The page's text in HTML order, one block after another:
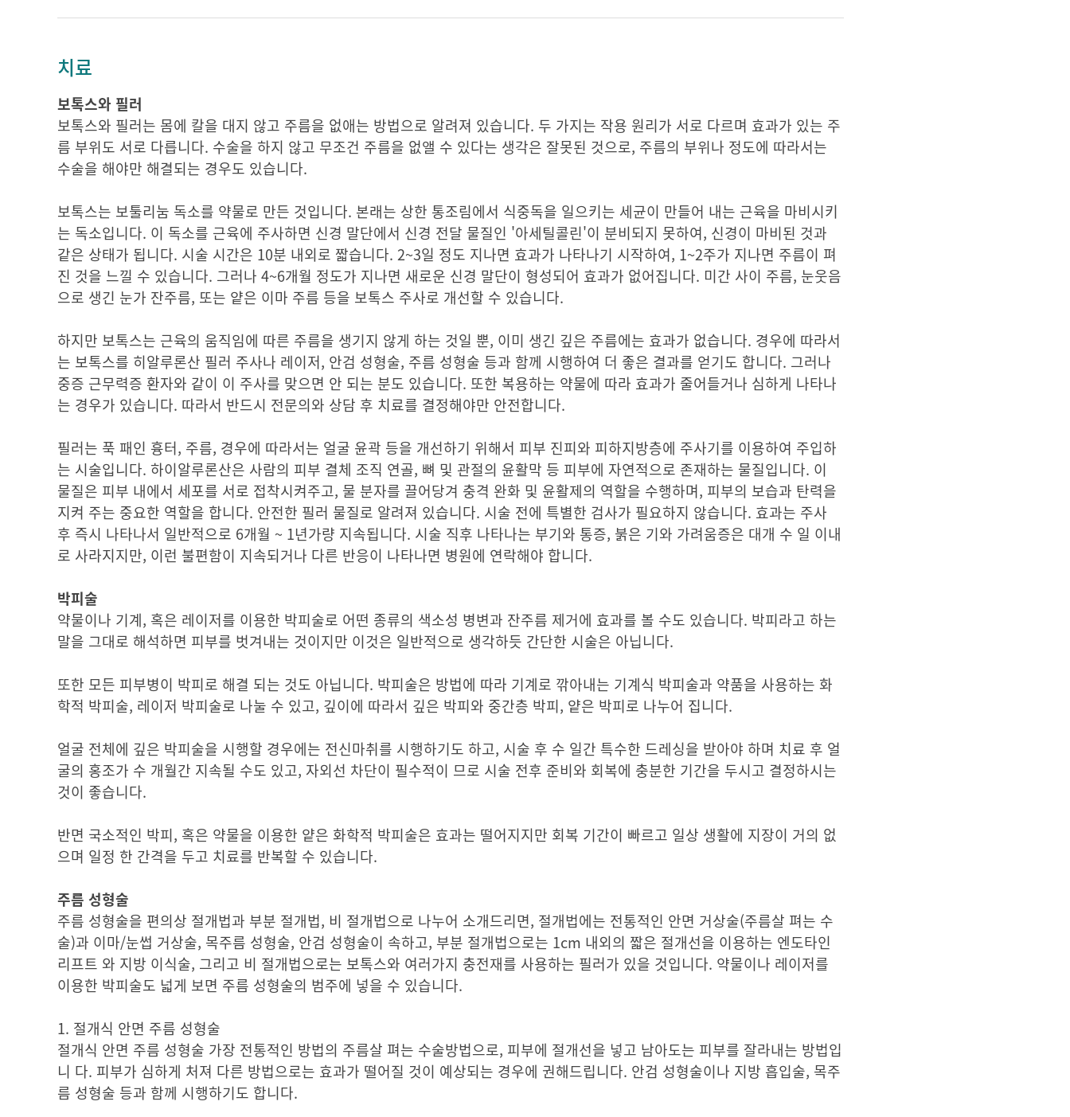
치료
보톡스와 필러
보톡스와 필러는 몸에 칼을 대지 않고 주름을 없애는 방법으로 알려져 있습니다. 두 가지는 작용 원리가 서로 다르며 효과가 있는 주
름 부위도 서로 다릅니다. 수술을 하지 않고 무조건 주름을 없앨 수 있다는 생각은 잘못된 것으로, 주름의 부위나 정도에 따라서는
수술을 해야만 해결되는 경우도 있습니다.
보톡스는 보툴리눔 독소를 약물로 만든 것입니다. 본래는 상한 통조림에서 식중독을 일으키는 세균이 만들어 내는 근육을 마비시키
는 독소입니다. 이 독소를 근육에 주사하면 신경 말단에서 신경 전달 물질인 '아세틸콜린'이 분비되지 못하여, 신경이 마비된 것과
같은 상태가 됩니다. 시술 시간은 10분 내외로 짧습니다. 2~3일 정도 지나면 효과가 나타나기 시작하여, 1~2주가 지나면 주름이 펴
진 것을 느낄 수 있습니다. 그러나 4~6개월 정도가 지나면 새로운 신경 말단이 형성되어 효과가 없어집니다. 미간 사이 주름, 눈웃음
으로 생긴 눈가 잔주름, 또는 얕은 이마 주름 등을 보톡스 주사로 개선할 수 있습니다.
하지만 보톡스는 근육의 움직임에 따른 주름을 생기지 않게 하는 것일 뿐, 이미 생긴 깊은 주름에는 효과가 없습니다. 경우에 따라서
는 보톡스를 히알루론산 필러 주사나 레이저, 안검 성형술, 주름 성형술 등과 함께 시행하여 더 좋은 결과를 얻기도 합니다. 그러나
중증 근무력증 환자와 같이 이 주사를 맞으면 안 되는 분도 있습니다. 또한 복용하는 약물에 따라 효과가 줄어들거나 심하게 나타나
는 경우가 있습니다. 따라서 반드시 전문의와 상담 후 치료를 결정해야만 안전합니다.
필러는 푹 패인 흉터, 주름, 경우에 따라서는 얼굴 윤곽 등을 개선하기 위해서 피부 진피와 피하지방층에 주사기를 이용하여 주입하
는 시술입니다. 하이알루론산은 사람의 피부 결체 조직 연골, 뼈 및 관절의 윤활막 등 피부에 자연적으로 존재하는 물질입니다. 이
물질은 피부 내에서 세포를 서로 접착시켜주고, 물 분자를 끌어당겨 충격 완화 및 윤활제의 역할을 수행하며, 피부의 보습과 탄력을
지켜 주는 중요한 역할을 합니다. 안전한 필러 물질로 알려져 있습니다. 시술 전에 특별한 검사가 필요하지 않습니다. 효과는 주사
후 즉시 나타나서 일반적으로 6개월 ~ 1년가량 지속됩니다. 시술 직후 나타나는 부기와 통증, 붉은 기와 가려움증은 대개 수 일 이내
로 사라지지만, 이런 불편함이 지속되거나 다른 반응이 나타나면 병원에 연락해야 합니다.
박피술
약물이나 기계, 혹은 레이저를 이용한 박피술로 어떤 종류의 색소성 병변과 잔주름 제거에 효과를 볼 수도 있습니다. 박피라고 하는
말을 그대로 해석하면 피부를 벗겨내는 것이지만 이것은 일반적으로 생각하듯 간단한 시술은 아닙니다.
또한 모든 피부병이 박피로 해결 되는 것도 아닙니다. 박피술은 방법에 따라 기계로 깎아내는 기계식 박피술과 약품을 사용하는 화
학적 박피술, 레이저 박피술로 나눌 수 있고, 깊이에 따라서 깊은 박피와 중간층 박피, 얕은 박피로 나누어 집니다.
얼굴 전체에 깊은 박피술을 시행할 경우에는 전신마취를 시행하기도 하고, 시술 후 수 일간 특수한 드레싱을 받아야 하며 치료 후 얼
굴의 홍조가 수 개월간 지속될 수도 있고, 자외선 차단이 필수적이 므로 시술 전후 준비와 회복에 충분한 기간을 두시고 결정하시는
것이 좋습니다.
반면 국소적인 박피, 혹은 약물을 이용한 얕은 화학적 박피술은 효과는 떨어지지만 회복 기간이 빠르고 일상 생활에 지장이 거의 없
으며 일정 한 간격을 두고 치료를 반복할 수 있습니다.
주름 성형술
주름 성형술을 편의상 절개법과 부분 절개법, 비 절개법으로 나누어 소개드리면, 절개법에는 전통적인 안면 거상술(주름살 펴는 수
술)과 이마/눈썹 거상술, 목주름 성형술, 안검 성형술이 속하고, 부분 절개법으로는 1cm 내외의 짧은 절개선을 이용하는 엔도타인
리프트 와 지방 이식술, 그리고 비 절개법으로는 보톡스와 여러가지 충전재를 사용하는 필러가 있을 것입니다. 약물이나 레이저를
이용한 박피술도 넓게 보면 주름 성형술의 범주에 넣을 수 있습니다.
1. 절개식 안면 주름 성형술
절개식 안면 주름 성형술 가장 전통적인 방법의 주름살 펴는 수술방법으로, 피부에 절개선을 넣고 남아도는 피부를 잘라내는 방법입
니 다. 피부가 심하게 처져 다른 방법으로는 효과가 떨어질 것이 예상되는 경우에 권해드립니다. 안검 성형술이나 지방 흡입술, 목주
름 성형술 등과 함께 시행하기도 합니다.